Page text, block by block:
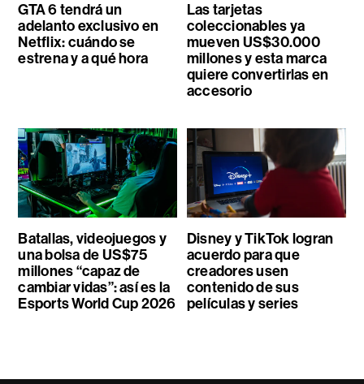
GTA 6 tendrá un
adelanto exclusivo en
Netflix: cuándo se
estrena y a qué hora
Las tarjetas
coleccionables ya
mueven US$30.000
millones y esta marca
quiere convertirlas en
accesorio
Batallas, videojuegos y
una bolsa de US$75
millones “capaz de
cambiar vidas”: así es la
Esports World Cup 2026
Disney y TikTok logran
acuerdo para que
creadores usen
contenido de sus
películas y series